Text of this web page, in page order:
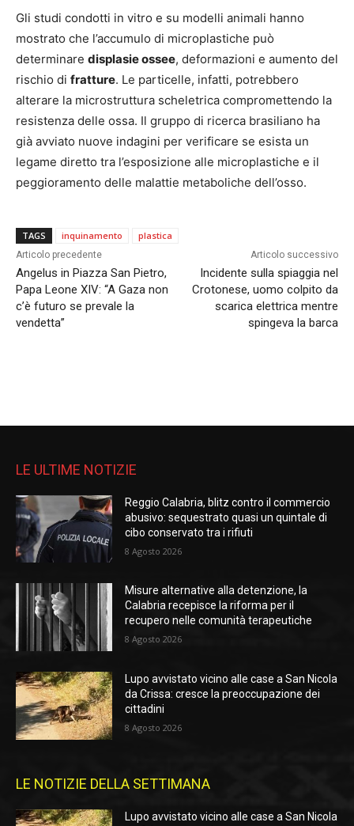
Gli studi condotti in vitro e su modelli animali hanno
mostrato che l’accumulo di microplastiche può
determinare displasie ossee, deformazioni e aumento del
rischio di fratture. Le particelle, infatti, potrebbero
alterare la microstruttura scheletrica compromettendo la
resistenza delle ossa. Il gruppo di ricerca brasiliano ha
già avviato nuove indagini per verificare se esista un
legame diretto tra l’esposizione alle microplastiche e il
peggioramento delle malattie metaboliche dell’osso.
TAGS inquinamento plastica
Articolo precedente
Angelus in Piazza San Pietro,
Papa Leone XIV: “A Gaza non
c’è futuro se prevale la
vendetta”
Articolo successivo
Incidente sulla spiaggia nel
Crotonese, uomo colpito da
scarica elettrica mentre
spingeva la barca
LE ULTIME NOTIZIE
Reggio Calabria, blitz contro il commercio
abusivo: sequestrato quasi un quintale di
cibo conservato tra i rifiuti
8 Agosto 2026
Misure alternative alla detenzione, la
Calabria recepisce la riforma per il
recupero nelle comunità terapeutiche
8 Agosto 2026
Lupo avvistato vicino alle case a San Nicola
da Crissa: cresce la preoccupazione dei
cittadini
8 Agosto 2026
LE NOTIZIE DELLA SETTIMANA
Lupo avvistato vicino alle case a San Nicola